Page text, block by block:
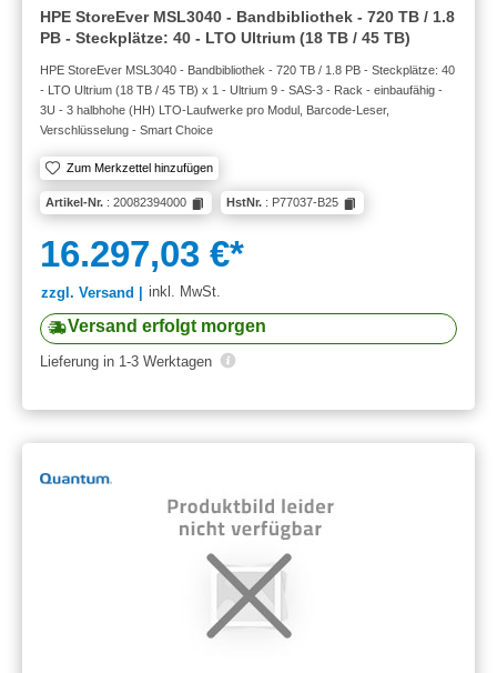
HPE StoreEver MSL3040 - Bandbibliothek - 720 TB / 1.8
PB - Steckplätze: 40 - LTO Ultrium (18 TB / 45 TB)
HPE StoreEver MSL3040 - Bandbibliothek - 720 TB / 1.8 PB - Steckplätze: 40
- LTO Ultrium (18 TB / 45 TB) x 1 - Ultrium 9 - SAS-3 - Rack - einbaufähig -
3U - 3 halbhohe (HH) LTO-Laufwerke pro Modul, Barcode-Leser,
Verschlüsselung - Smart Choice
Zum Merkzettel hinzufügen
Artikel-Nr. : 20082394000 HstNr. : P77037-B25
16.297,03 €*
zzgl. Versand | inkl. MwSt.
Versand erfolgt morgen
Lieferung in 1-3 Werktagen